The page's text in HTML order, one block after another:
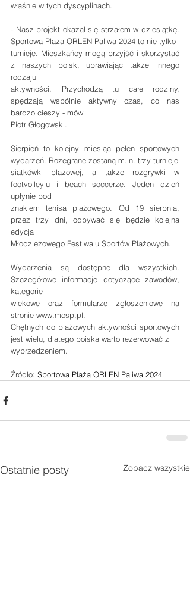
właśnie w tych dyscyplinach.
- Nasz projekt okazał się strzałem w dziesiątkę.
Sportowa Plaża ORLEN Paliwa 2024 to nie tylko
turnieje. Mieszkańcy mogą przyjść i skorzystać
z naszych boisk, uprawiając także innego
rodzaju
aktywności. Przychodzą tu całe rodziny,
spędzają wspólnie aktywny czas, co nas
bardzo cieszy - mówi
Piotr Głogowski.
Sierpień to kolejny miesiąc pełen sportowych
wydarzeń. Rozegrane zostaną m.in. trzy turnieje
siatkówki plażowej, a także rozgrywki w
footvolley'u i beach soccerze. Jeden dzień
upłynie pod
znakiem tenisa plażowego. Od 19 sierpnia,
przez trzy dni, odbywać się będzie kolejna
edycja
Młodzieżowego Festiwalu Sportów Plażowych.
Wydarzenia są dostępne dla wszystkich.
Szczegółowe informacje dotyczące zawodów,
kategorie
wiekowe oraz formularze zgłoszeniowe na
stronie www.mcsp.pl.
Chętnych do plażowych aktywności sportowych
jest wielu, dlatego boiska warto rezerwować z
wyprzedzeniem.
Źródło: Sportowa Plaża ORLEN Paliwa 2024
Ostatnie posty Zobacz wszystkie